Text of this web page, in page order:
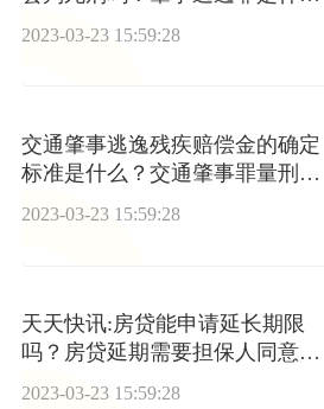
2023-03-23 15:59:28
交通肇事逃逸残疾赔偿金的确定
标准是什么？交通肇事罪量刑标
准是什么？
2023-03-23 15:59:28
天天快讯:房贷能申请延长期限
吗？房贷延期需要担保人同意
吗？
2023-03-23 15:59:28